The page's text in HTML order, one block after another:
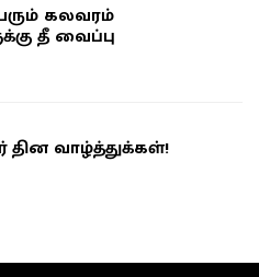
கலவரம்
தீ வைப்பு
தின வாழ்த்துக்கள்!